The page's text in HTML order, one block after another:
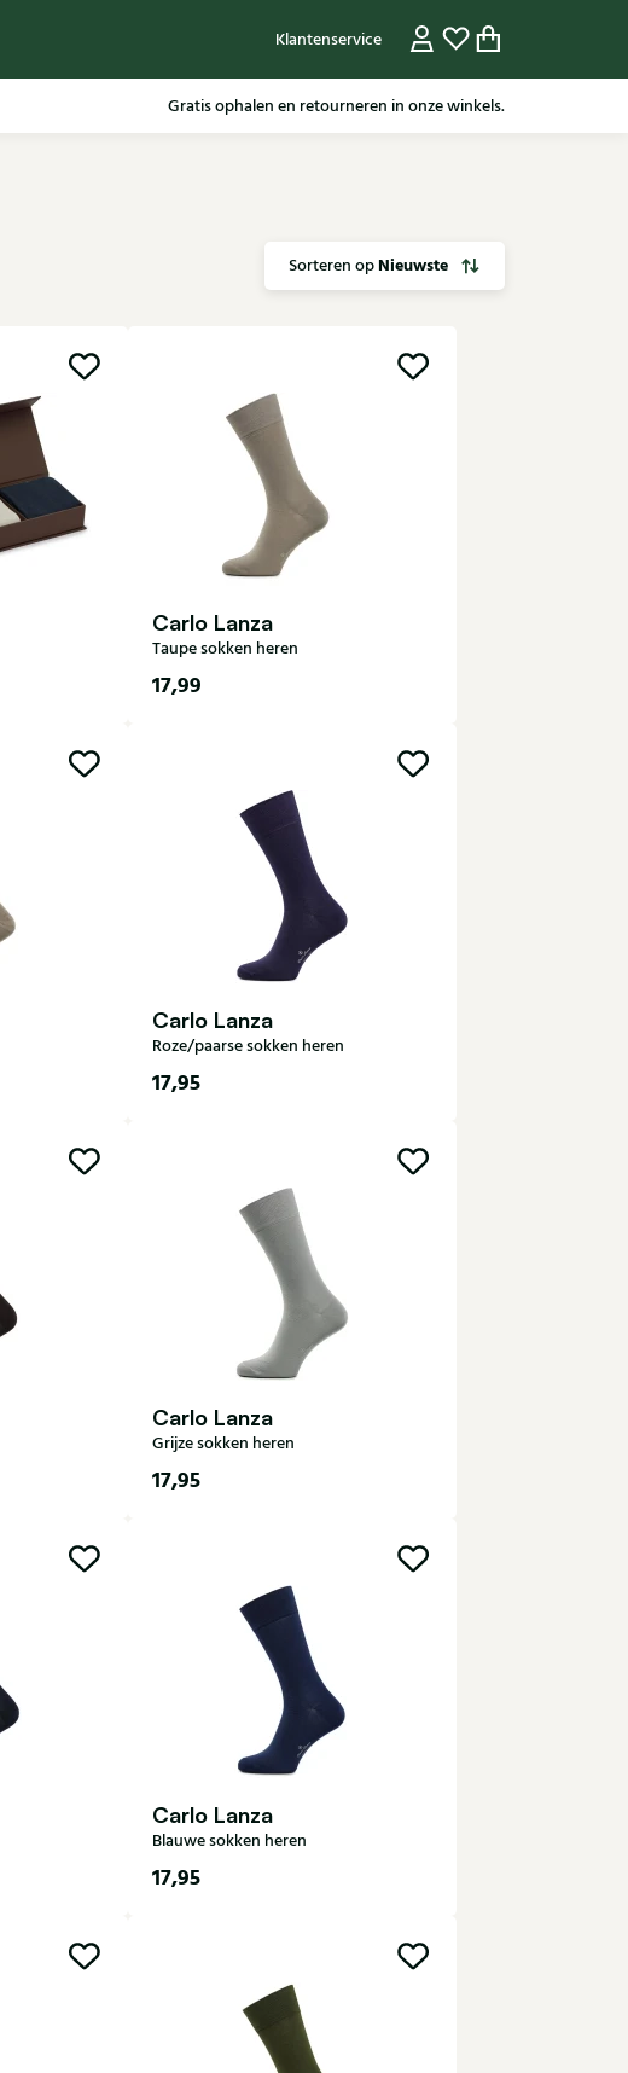
Klantenservice
Gratis ophalen en retourneren in onze winkels.
Voor 15.30 besteld, dezelfde werkdag nog verzonden.
Sorteren opNieuwste
Carlo Lanza
Taupe sokken heren
17,99
Carlo Lanza
Roze/paarse sokken heren
17,95
Carlo Lanza
Grijze sokken heren
17,95
Carlo Lanza
Blauwe sokken heren
17,95